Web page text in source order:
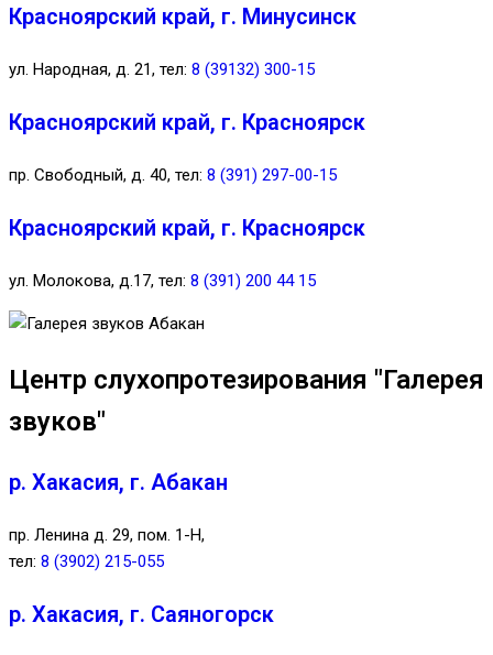
Красноярский край, г. Минусинск
ул. Народная, д. 21, тел: 8 (39132) 300-15
Красноярский край, г. Красноярск
пр. Свободный, д. 40, тел: 8 (391) 297-00-15
Красноярский край, г. Красноярск
ул. Молокова, д.17, тел: 8 (391) 200 44 15
Центр слухопротезирования "Галерея
звуков"
р. Хакасия, г. Абакан
пр. Ленина д. 29, пом. 1-Н,
тел: 8 (3902) 215-055
р. Хакасия, г. Саяногорск